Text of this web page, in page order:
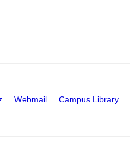
Webmail Campus Library